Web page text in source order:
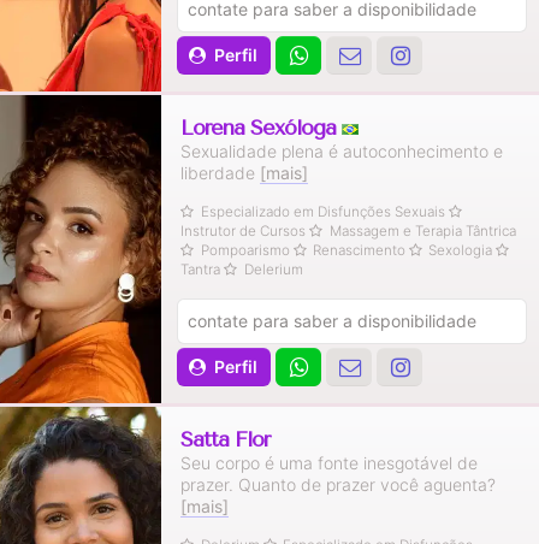
Perfil
contate para saber a disponibilidade
Lorena Sexóloga
Sexualidade plena é autoconhecimento e
liberdade [mais]
Especializado em Disfunções Sexuais
Instrutor de Cursos
Massagem e Terapia Tântrica
Pompoarismo
Renascimento
Sexologia
Tantra
Delerium
Perfil
contate para saber a disponibilidade
Satta Flor
Seu corpo é uma fonte inesgotável de
prazer. Quanto de prazer você aguenta?
[mais]